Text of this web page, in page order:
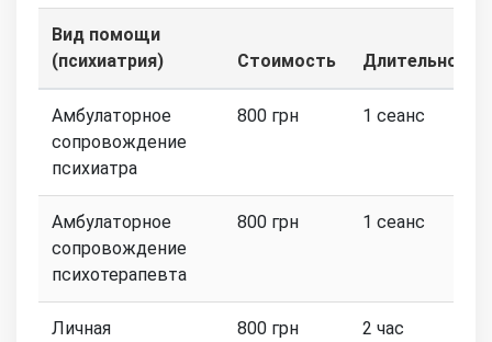
Вид помощи
(психиатрия)
Стоимость Длительность
Амбулаторное
сопровождение
психиатра
800 грн 1 сеанс
Амбулаторное
сопровождение
психотерапевта
800 грн 1 сеанс
Личная
800 грн 2 час